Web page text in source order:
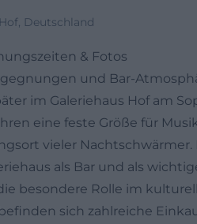
Deutschland
& Fotos
und Bar-
im Galeriehaus Hof am
eine feste Größe für
vieler
als Bar und als
besondere Rolle im
sich zahlreiche